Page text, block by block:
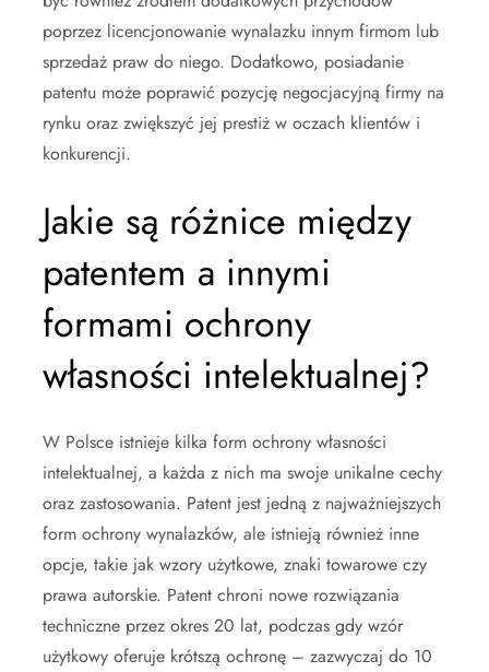
poprzez licencjonowanie wynalazku innym firmom lub
sprzedaż praw do niego. Dodatkowo, posiadanie
patentu może poprawić pozycję negocjacyjną firmy na
rynku oraz zwiększyć jej prestiż w oczach klientów i
konkurencji.
Jakie są różnice między
patentem a innymi
formami ochrony
własności intelektualnej?
W Polsce istnieje kilka form ochrony własności
intelektualnej, a każda z nich ma swoje unikalne cechy
oraz zastosowania. Patent jest jedną z najważniejszych
form ochrony wynalazków, ale istnieją również inne
opcje, takie jak wzory użytkowe, znaki towarowe czy
prawa autorskie. Patent chroni nowe rozwiązania
techniczne przez okres 20 lat, podczas gdy wzór
użytkowy oferuje krótszą ochronę – zazwyczaj do 10